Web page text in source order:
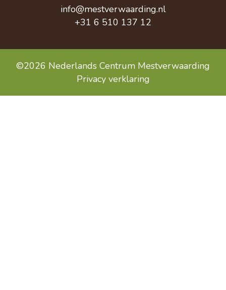
info@mestverwaarding.nl
+31 6 510 137 12
©2026 Nederlands Centrum Mestverwaarding
Privacy verklaring